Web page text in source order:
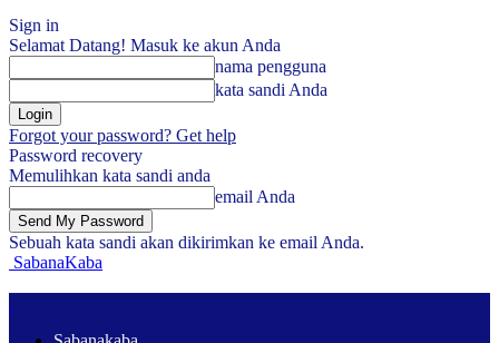
Sign in
Selamat Datang! Masuk ke akun Anda
nama pengguna
kata sandi Anda
Forgot your password? Get help
Password recovery
Memulihkan kata sandi anda
email Anda
Sebuah kata sandi akan dikirimkan ke email Anda.
SabanaKaba